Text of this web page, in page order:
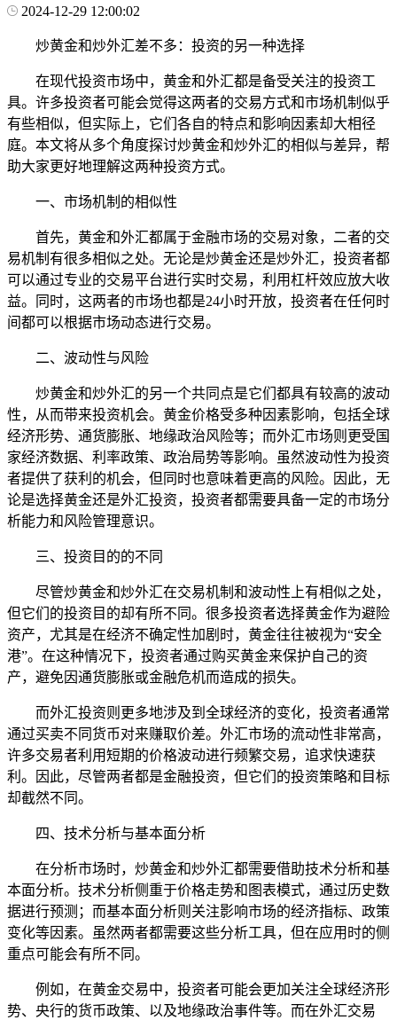
2024-12-29 12:00:02
炒黄金和炒外汇差不多：投资的另一种选择
在现代投资市场中，黄金和外汇都是备受关注的投资工
具。许多投资者可能会觉得这两者的交易方式和市场机制似乎
有些相似，但实际上，它们各自的特点和影响因素却大相径
庭。本文将从多个角度探讨炒黄金和炒外汇的相似与差异，帮
助大家更好地理解这两种投资方式。
一、市场机制的相似性
首先，黄金和外汇都属于金融市场的交易对象，二者的交
易机制有很多相似之处。无论是炒黄金还是炒外汇，投资者都
可以通过专业的交易平台进行实时交易，利用杠杆效应放大收
益。同时，这两者的市场也都是24小时开放，投资者在任何时
间都可以根据市场动态进行交易。
二、波动性与风险
炒黄金和炒外汇的另一个共同点是它们都具有较高的波动
性，从而带来投资机会。黄金价格受多种因素影响，包括全球
经济形势、通货膨胀、地缘政治风险等；而外汇市场则更受国
家经济数据、利率政策、政治局势等影响。虽然波动性为投资
者提供了获利的机会，但同时也意味着更高的风险。因此，无
论是选择黄金还是外汇投资，投资者都需要具备一定的市场分
析能力和风险管理意识。
三、投资目的的不同
尽管炒黄金和炒外汇在交易机制和波动性上有相似之处，
但它们的投资目的却有所不同。很多投资者选择黄金作为避险
资产，尤其是在经济不确定性加剧时，黄金往往被视为“安全
港”。在这种情况下，投资者通过购买黄金来保护自己的资
产，避免因通货膨胀或金融危机而造成的损失。
而外汇投资则更多地涉及到全球经济的变化，投资者通常
通过买卖不同货币对来赚取价差。外汇市场的流动性非常高，
许多交易者利用短期的价格波动进行频繁交易，追求快速获
利。因此，尽管两者都是金融投资，但它们的投资策略和目标
却截然不同。
四、技术分析与基本面分析
在分析市场时，炒黄金和炒外汇都需要借助技术分析和基
本面分析。技术分析侧重于价格走势和图表模式，通过历史数
据进行预测；而基本面分析则关注影响市场的经济指标、政策
变化等因素。虽然两者都需要这些分析工具，但在应用时的侧
重点可能会有所不同。
例如，在黄金交易中，投资者可能会更加关注全球经济形
势、央行的货币政策、以及地缘政治事件等。而在外汇交易